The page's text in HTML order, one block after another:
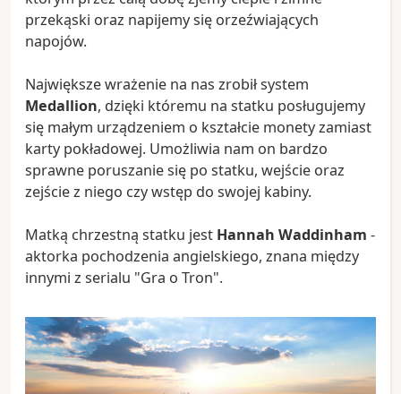
przekąski oraz napijemy się orzeźwiających
napojów.
Największe wrażenie na nas zrobił system
Medallion, dzięki któremu na statku posługujemy
się małym urządzeniem o kształcie monety zamiast
karty pokładowej. Umożliwia nam on bardzo
sprawne poruszanie się po statku, wejście oraz
zejście z niego czy wstęp do swojej kabiny.
Matką chrzestną statku jest Hannah Waddinham -
aktorka pochodzenia angielskiego, znana między
innymi z serialu "Gra o Tron".